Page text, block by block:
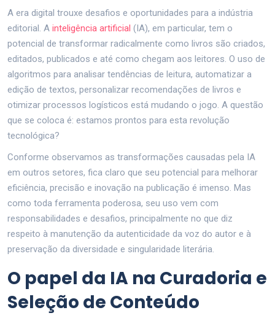
A era digital trouxe desafios e oportunidades para a indústria
editorial. A inteligência artificial (IA), em particular, tem o
potencial de transformar radicalmente como livros são criados,
editados, publicados e até como chegam aos leitores. O uso de
algoritmos para analisar tendências de leitura, automatizar a
edição de textos, personalizar recomendações de livros e
otimizar processos logísticos está mudando o jogo. A questão
que se coloca é: estamos prontos para esta revolução
tecnológica?
Conforme observamos as transformações causadas pela IA
em outros setores, fica claro que seu potencial para melhorar
eficiência, precisão e inovação na publicação é imenso. Mas
como toda ferramenta poderosa, seu uso vem com
responsabilidades e desafios, principalmente no que diz
respeito à manutenção da autenticidade da voz do autor e à
preservação da diversidade e singularidade literária.
O papel da IA na Curadoria e
Seleção de Conteúdo